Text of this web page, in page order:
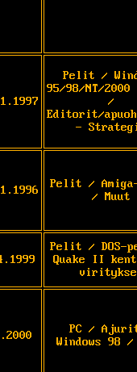
Pelit /
95/98/NT/
/
Editorit/
-
Pelit /
/ Muut
Pelit /
Quake II
PC /
Windows 98 /